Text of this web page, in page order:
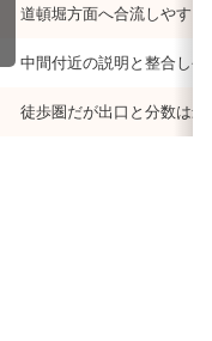
道頓堀方面へ合流しやすい
中間付近の説明と整合しや
徒歩圏だが出口と分数は最